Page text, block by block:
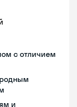
с отличием
и